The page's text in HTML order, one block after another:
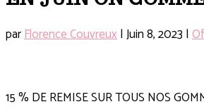
parFlorence Couvreux| Juin 8, 2023 |
15 % DE REMISE SUR TOUS NOS